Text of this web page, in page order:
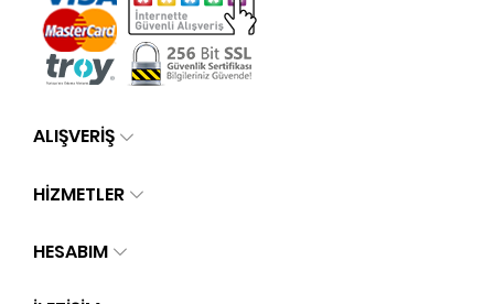
ALIŞVERİŞ
HİZMETLER
HESABIM